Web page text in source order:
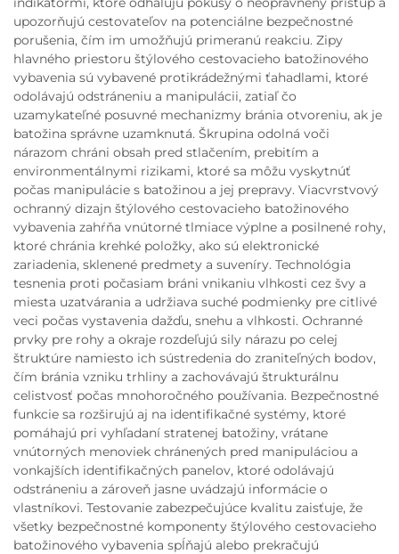
upozorňujú cestovateľov na potenciálne bezpečnostné
porušenia, čím im umožňujú primeranú reakciu. Zipy
hlavného priestoru štýlového cestovacieho batožinového
vybavenia sú vybavené protikrádežnými ťahadlami, ktoré
odolávajú odstráneniu a manipulácii, zatiaľ čo
uzamykateľné posuvné mechanizmy bránia otvoreniu, ak je
batožina správne uzamknutá. Škrupina odolná voči
nárazom chráni obsah pred stlačením, prebitím a
environmentálnymi rizikami, ktoré sa môžu vyskytnúť
počas manipulácie s batožinou a jej prepravy. Viacvrstvový
ochranný dizajn štýlového cestovacieho batožinového
vybavenia zahŕňa vnútorné tlmiace výplne a posilnené rohy,
ktoré chránia krehké položky, ako sú elektronické
zariadenia, sklenené predmety a suveníry. Technológia
tesnenia proti počasiam bráni vnikaniu vlhkosti cez švy a
miesta uzatvárania a udržiava suché podmienky pre citlivé
veci počas vystavenia dažďu, snehu a vlhkosti. Ochranné
prvky pre rohy a okraje rozdeľujú sily nárazu po celej
štruktúre namiesto ich sústredenia do zraniteľných bodov,
čím bránia vzniku trhliny a zachovávajú štrukturálnu
celistvosť počas mnohoročného používania. Bezpečnostné
funkcie sa rozširujú aj na identifikačné systémy, ktoré
pomáhajú pri vyhľadaní stratenej batožiny, vrátane
vnútorných menoviek chránených pred manipuláciou a
vonkajších identifikačných panelov, ktoré odolávajú
odstráneniu a zároveň jasne uvádzajú informácie o
vlastníkovi. Testovanie zabezpečujúce kvalitu zaisťuje, že
všetky bezpečnostné komponenty štýlového cestovacieho
batožinového vybavenia spĺňajú alebo prekračujú